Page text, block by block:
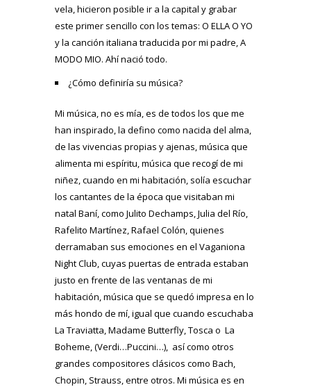
vela, hicieron posible ir a la capital y grabar
este primer sencillo con los temas: O ELLA O YO
y la canción italiana traducida por mi padre, A
MODO MIO. Ahí nació todo.
¿Cómo definiría su música?
Mi música, no es mía, es de todos los que me
han inspirado, la defino como nacida del alma,
de las vivencias propias y ajenas, música que
alimenta mi espíritu, música que recogí de mi
niñez, cuando en mi habitación, solía escuchar
los cantantes de la época que visitaban mi
natal Baní, como Julito Dechamps, Julia del Río,
Rafelito Martínez, Rafael Colón, quienes
derramaban sus emociones en el Vaganiona
Night Club, cuyas puertas de entrada estaban
justo en frente de las ventanas de mi
habitación, música que se quedó impresa en lo
más hondo de mí, igual que cuando escuchaba
La Traviatta, Madame Butterfly, Tosca o La
Boheme, (Verdi…Puccini…), así como otros
grandes compositores clásicos como Bach,
Chopin, Strauss, entre otros. Mi música es en